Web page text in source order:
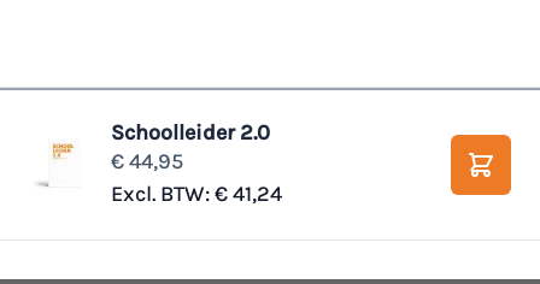
Schoolleider 2.0
€ 44,95
Excl. BTW:€ 41,24